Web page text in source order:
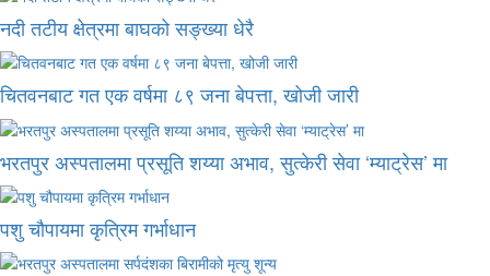
नदी तटीय क्षेत्रमा बाघको सङ्ख्या धेरै
चितवनबाट गत एक वर्षमा ८९ जना बेपत्ता, खोजी जारी
भरतपुर अस्पतालमा प्रसूति शय्या अभाव, सुत्केरी सेवा ‘म्याट्रेस’ मा
पशु चौपायमा कृत्रिम गर्भाधान